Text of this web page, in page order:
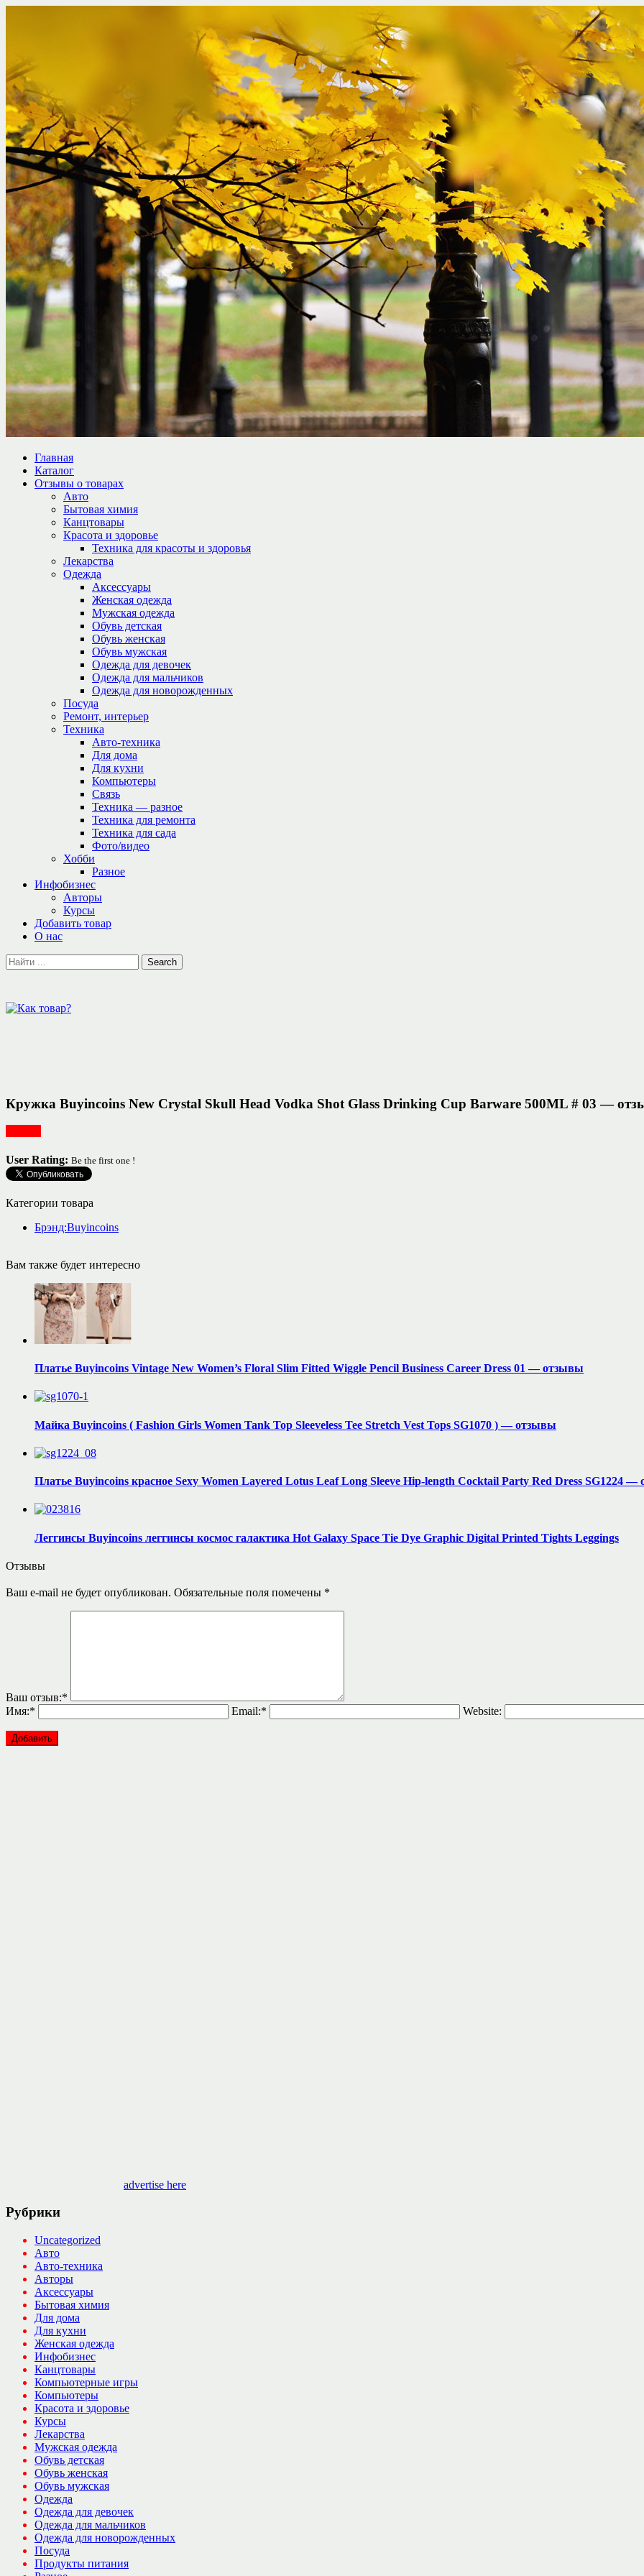
Главная
Каталог
Отзывы о товарах
Авто
Бытовая химия
Канцтовары
Красота и здоровье
Техника для красоты и здоровья
Лекарства
Одежда
Аксессуары
Женская одежда
Мужская одежда
Обувь детская
Обувь женская
Обувь мужская
Одежда для девочек
Одежда для мальчиков
Одежда для новорожденных
Посуда
Ремонт, интерьер
Техника
Авто-техника
Для дома
Для кухни
Компьютеры
Связь
Техника — разное
Техника для ремонта
Техника для сада
Фото/видео
Хобби
Разное
Инфобизнес
Авторы
Курсы
Добавить товар
О нас
Кружка Buyincoins New Crystal Skull Head Vodka Shot Glass Drinking Cup Barware 500ML # 03 —
User Rating: Be the first one !
Категории товара
Брэнд:Buyincoins
Вам также будет интересно
Платье Buyincoins Vintage New Women’s Floral Slim Fitted Wiggle Pencil Business Career Dress 01 — отзывы
Майка Buyincoins ( Fashion Girls Women Tank Top Sleeveless Tee Stretch Vest Tops SG1070 ) — отзывы
Платье Buyincoins красное Sexy Women Layered Lotus Leaf Long Sleeve Hip-length Cocktail Party Red Dress SG1224 —
Леггинсы Buyincoins леггинсы космос галактика Hot Galaxy Space Tie Dye Graphic Digital Printed Tights Leggings
Отзывы
Ваш e-mail не будет опубликован. Обязательные поля помечены *
Ваш отзыв:*
Имя:* Email:* Website:
advertise here
Рубрики
Uncategorized
Авто
Авто-техника
Авторы
Аксессуары
Бытовая химия
Для дома
Для кухни
Женская одежда
Инфобизнес
Канцтовары
Компьютерные игры
Компьютеры
Красота и здоровье
Курсы
Лекарства
Мужская одежда
Обувь детская
Обувь женская
Обувь мужская
Одежда
Одежда для девочек
Одежда для мальчиков
Одежда для новорожденных
Посуда
Продукты питания